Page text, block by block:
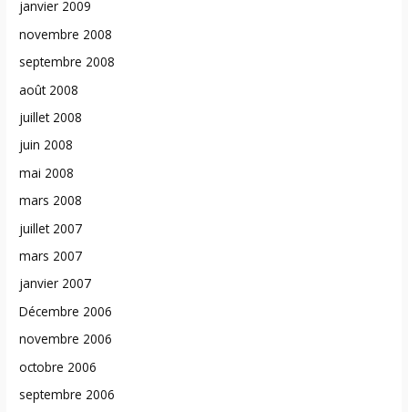
janvier 2009
novembre 2008
septembre 2008
août 2008
juillet 2008
juin 2008
mai 2008
mars 2008
juillet 2007
mars 2007
janvier 2007
Décembre 2006
novembre 2006
octobre 2006
septembre 2006